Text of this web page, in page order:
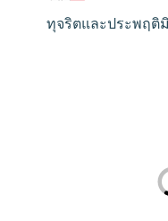
ทุจริตและประพฤติ